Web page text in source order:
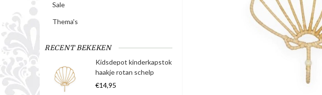
Sale
Thema's
RECENT BEKEKEN
Kidsdepot kinderkapstok
haakje rotan schelp
€14,95